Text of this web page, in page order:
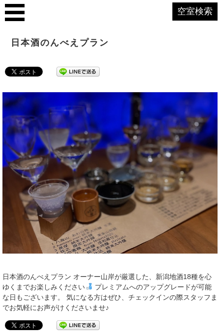
空室検索
日本酒のんべえプラン
日本酒のんべえプラン オーナー山岸が厳選した、新潟地酒18種を心
ゆくまでお楽しみください
プレミアムへのアップグレードが可能
な日もございます。 気になる方はぜひ、チェックインの際スタッフま
でお気軽にお声がけくださいませ♪